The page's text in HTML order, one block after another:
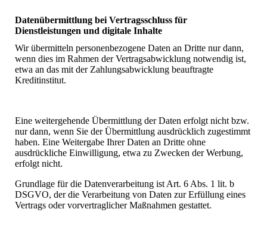
Datenübermittlung bei Vertragsschluss für
Dienstleistungen und digitale Inhalte
Wir übermitteln personenbezogene Daten an Dritte nur dann,
wenn dies im Rahmen der Vertragsabwicklung notwendig ist,
etwa an das mit der Zahlungsabwicklung beauftragte
Kreditinstitut.
Eine weitergehende Übermittlung der Daten erfolgt nicht bzw.
nur dann, wenn Sie der Übermittlung ausdrücklich zugestimmt
haben. Eine Weitergabe Ihrer Daten an Dritte ohne
ausdrückliche Einwilligung, etwa zu Zwecken der Werbung,
erfolgt nicht.
Grundlage für die Datenverarbeitung ist Art. 6 Abs. 1 lit. b
DSGVO, der die Verarbeitung von Daten zur Erfüllung eines
Vertrags oder vorvertraglicher Maßnahmen gestattet.